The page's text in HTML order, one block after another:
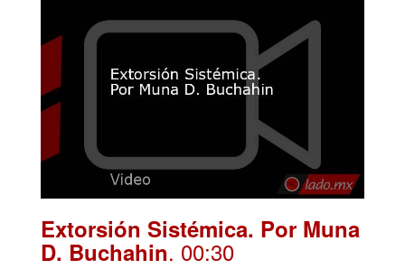
Extorsión Sistémica. Por Muna
D. Buchahin. 00:30